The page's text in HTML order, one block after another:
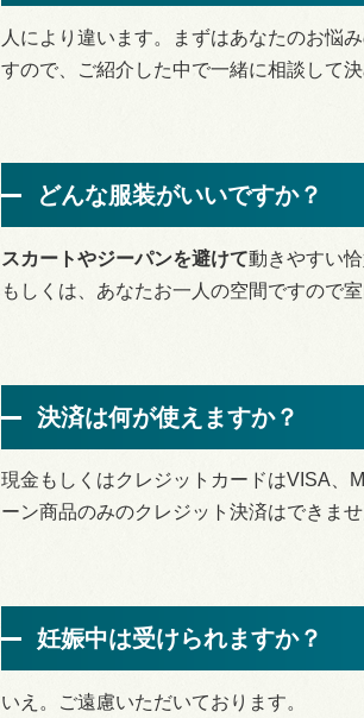
人により違います。まずはあなたのお悩
すので、ご紹介した中で一緒に相談して
どんな服装がいいですか？
スカートやジーパンを避けて動きやすい
もしくは、あなたお一人の空間ですので
決済は何が使えますか？
現金もしくはクレジットカードはVISA、
ーン商品のみのクレジット決済はできませ
妊娠中は受けられますか？
いえ。ご遠慮いただいております。